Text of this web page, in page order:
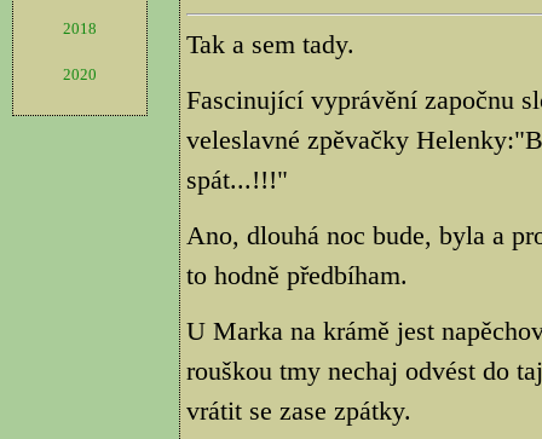
2018
2020
Tak a sem tady.
Fascinující vyprávění započnu
veleslavné zpěvačky
spát...!!!"
Ano, dlouhá noc bude, byla a
to hodně předbíham.
U Marka na krámě jest
rouškou tmy nechaj odvést do
vrátit se zase zpátky.